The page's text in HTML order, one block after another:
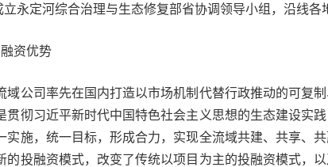
定河综合治理与生态修复部省协调领导小组，沿线各
资优势
司率先在国内打造以市场机制代替行政推动的可复制
贯彻习近平新时代中国特色社会主义思想的生态建设实
实施，统一目标，形成合力，实现全流域共建、共享、
的投融资模式，改变了传统以项目为主的投融资模式，